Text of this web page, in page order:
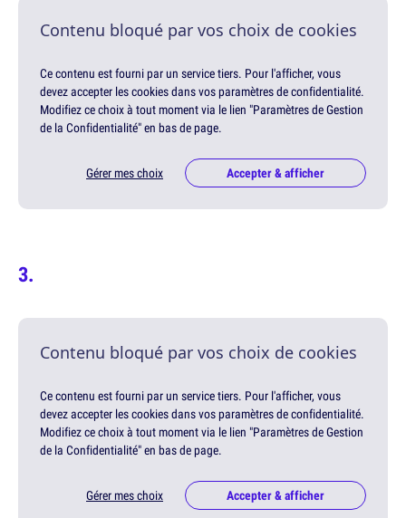
Contenu bloqué par vos choix de cookies
Ce contenu est fourni par un service tiers. Pour l'afficher, vous
devez accepter les cookies dans vos paramètres de confidentialité.
Modifiez ce choix à tout moment via le lien "Paramètres de Gestion
de la Confidentialité" en bas de page.
Gérer mes choix Accepter & afficher
Contenu bloqué par vos choix de cookies
Ce contenu est fourni par un service tiers. Pour l'afficher, vous
devez accepter les cookies dans vos paramètres de confidentialité.
Modifiez ce choix à tout moment via le lien "Paramètres de Gestion
de la Confidentialité" en bas de page.
Gérer mes choix Accepter & afficher